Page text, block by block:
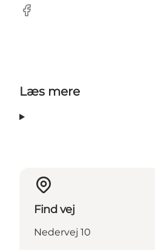
facebook
Læs mere
Find vej
Nedervej 10